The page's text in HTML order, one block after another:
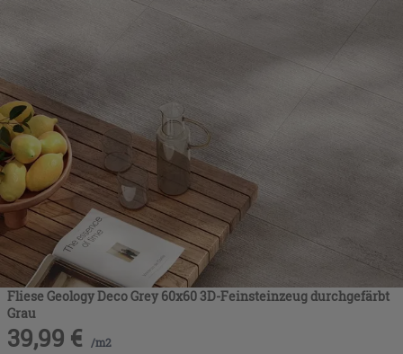
Fliese Geology Deco Grey 60x60 3D-Feinsteinzeug durchgefärbt
Grau
39,99 € /m2